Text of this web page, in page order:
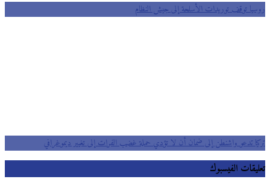
روسيا توقف توريدات الأسلحة إلى جيش النظام
تركيا تدعو واشنطن إلى ضمان أن لا تؤدي حملة غضب الفرات إلى تغيير ديموغرافي
تعليقات الفيسبوك